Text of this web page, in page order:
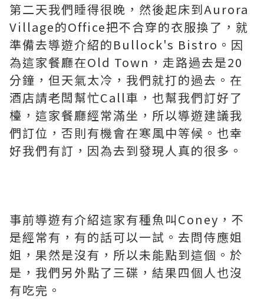
第二天我們睡得很晚，然後起床到Aurora
Village的Office把不合穿的衣服換了，就
準備去導遊介紹的Bullock's Bistro。因
為這家餐廳在Old Town，走路過去是20
分鐘，但天氣太冷，我們就打的過去。在
酒店請老闆幫忙Call車，也幫我們訂好了
檯，這家餐廳經常滿坐，所以導遊建議我
們訂位，否則有機會在寒風中等候。也幸
好我們有訂，因為去到發現人真的很多。
事前導遊有介紹這家有種魚叫Coney，不
是經常有，有的話可以一試。去問侍應姐
姐，果然是沒有，所以未能點到這個。於
是，我們另外點了三碟，結果四個人也沒
有吃完。